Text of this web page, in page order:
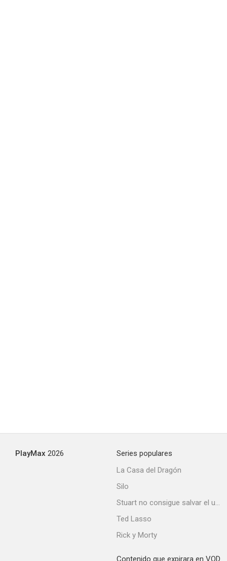
PlayMax 2026
Series populares
La Casa del Dragón
Silo
Stuart no consigue salvar el universo
Ted Lasso
Rick y Morty
Contenido que expirara en VOD